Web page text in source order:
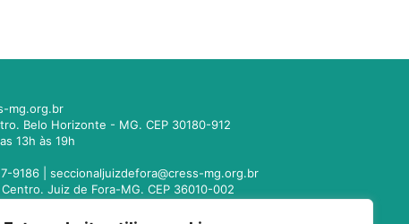
mg.org.br
Belo Horizonte - MG. CEP 30180-912
13h às 19h
9186 |seccionaljuizdefora@cress-mg.org.br
Centro. Juiz de Fora-MG. CEP 36010-002
13h às 19h